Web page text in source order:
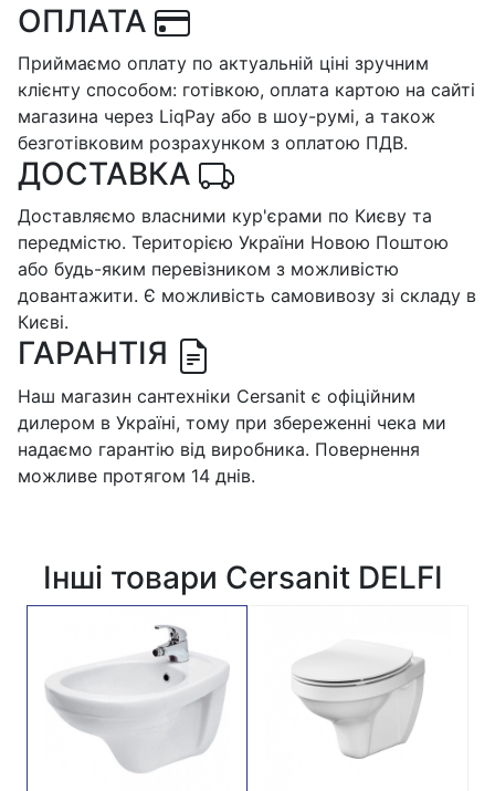
ОПЛАТА
Приймаємо оплату по актуальній ціні зручним
клієнту способом: готівкою, оплата картою на сайті
магазина через LiqPay або в шоу-румі, а також
безготівковим розрахунком з оплатою ПДВ.
ДОСТАВКА
Доставляємо власними кур'єрами по Києву та
передмістю. Територією України Новою Поштою
або будь-яким перевізником з можливістю
довантажити. Є можливість самовивозу зі складу в
Києві.
ГАРАНТІЯ
Наш магазин сантехніки Cersanit є офіційним
дилером в Україні, тому при збереженні чека ми
надаємо гарантію від виробника. Повернення
можливе протягом 14 днів.
Інші товари Cersanit DELFI